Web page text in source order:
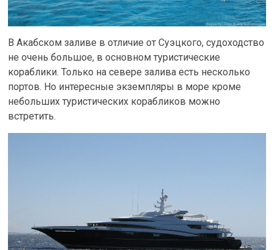
В Акабском заливе в отличие от Суэцкого, судоходство
не очень большое, в основном туристические
кораблики. Только на севере залива есть несколько
портов. Но интересные экземпляры в море кроме
небольших туристических корабликов можно
встретить.